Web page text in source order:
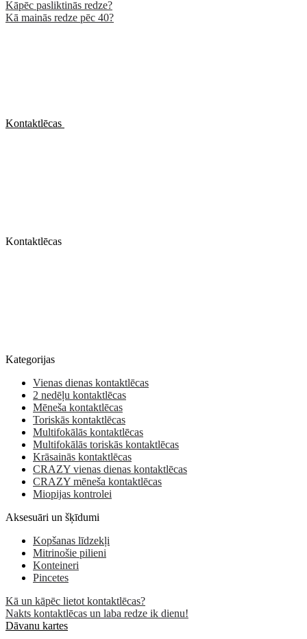
Kāpēc pasliktinās redze?
Kā mainās redze pēc 40?
Kontaktlēcas
Kontaktlēcas
Kategorijas
Vienas dienas kontaktlēcas
2 nedēļu kontaktlēcas
Mēneša kontaktlēcas
Toriskās kontaktlēcas
Multifokālās kontaktlēcas
Multifokālās toriskās kontaktlēcas
Krāsainās kontaktlēcas
CRAZY vienas dienas kontaktlēcas
CRAZY mēneša kontaktlēcas
Miopijas kontrolei
Aksesuāri un šķīdumi
Kopšanas līdzekļi
Mitrinošie pilieni
Konteineri
Pincetes
Kā un kāpēc lietot kontaktlēcas?
Nakts kontaktlēcas un laba redze ik dienu!
Dāvanu kartes